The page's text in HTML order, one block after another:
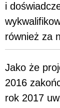
i
również za
Jako że
2016
rok 2017